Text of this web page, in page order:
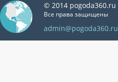
© 2014 pogoda360.ru
Все права защищены
admin@pogoda360.ru